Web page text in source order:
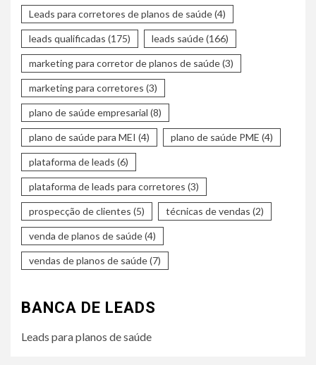
Leads para corretores de planos de saúde(4)
leads qualificadas (175) leads saúde(166)
marketing para corretor de planos de saúde(3)
marketing para corretores (3)
plano de saúde empresarial (8)
plano de saúde para MEI (4) plano de saúde PME (4)
plataforma de leads (6)
plataforma de leads para corretores (3)
prospecção de clientes (5) técnicas de vendas (2)
venda de planos de saúde(4)
vendas de planos de saúde(7)
BANCA DE LEADS
Leads para planos de saúde